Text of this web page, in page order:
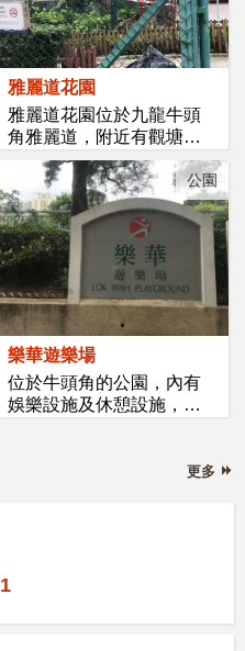
雅麗道花園
雅麗道花園位於九龍牛頭
角雅麗道，附近有觀塘
（雅麗道）...
公園
樂華遊樂場
位於牛頭角的公園，內有
娛樂設施及休憩設施，包
更多
1